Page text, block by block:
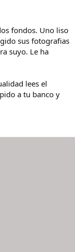
fondos. Uno liso
sus fotografias
suyo. Le ha
lees el
a tu banco y